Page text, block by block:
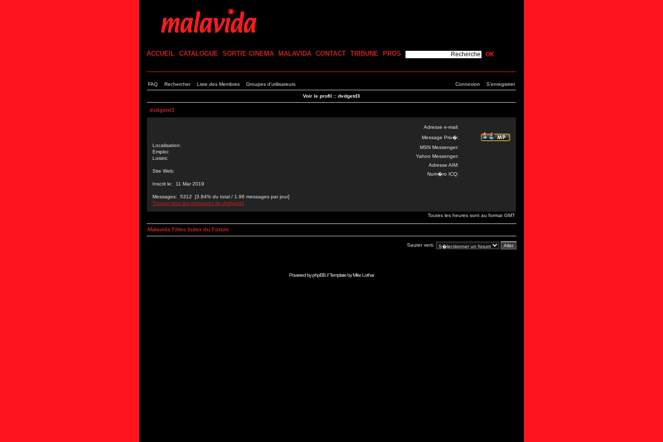
ACCUEIL CATALOGUE SORTIE CINEMA MALAVIDA CONTACT TRIBUNE PROS
FAQ Rechercher Liste des Membres Groupes d'utilisateurs Connexion S'enregistrer
Voir le profil :: dvdgetd3
dvdgetd3
Localisation:
Emploi:
Loisirs:
Site Web:
Inscrit le: 11 Mar 2019
Messages: 5312 [3.84% du total / 1.96 messages par jour]
Trouver tous les messages de dvdgetd3
Adresse e-mail:
Message Priv�:
MSN Messenger:
Yahoo Messenger:
Adresse AIM:
Num�ro ICQ:
Toutes les heures sont au format GMT
Malavida Films Index du Forum
Sauter vers:
Powered byphpBB// Template byMike Lothar